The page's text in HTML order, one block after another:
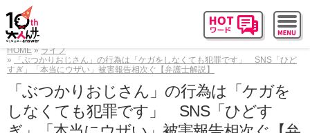
HOME
ライフ
「ぶつかりおじさん」の行為は「ケガをしなくても犯罪です」 SNS「ひど
すぎ」「本当にウザい」被害報告相次ぐ【弁護士解説】
「ぶつかりおじさん」の行為は「ケガを
しなくても犯罪です」 SNS「ひどす